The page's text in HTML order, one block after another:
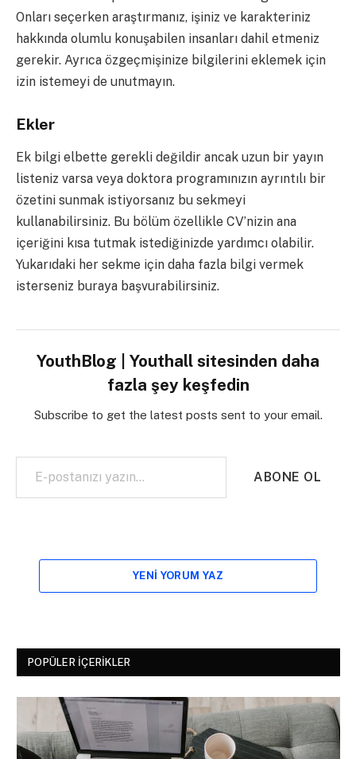
Onları seçerken araştırmanız, işiniz ve karakteriniz
hakkında olumlu konuşabilen insanları dahil etmeniz
gerekir. Ayrıca özgeçmişinize bilgilerini eklemek için
izin istemeyi de unutmayın.
Ekler
Ek bilgi elbette gerekli değildir ancak uzun bir yayın
listeniz varsa veya doktora programınızın ayrıntılı bir
özetini sunmak istiyorsanız bu sekmeyi
kullanabilirsiniz. Bu bölüm özellikle CV’nizin ana
içeriğini kısa tutmak istediğinizde yardımcı olabilir.
Yukarıdaki her sekme için daha fazla bilgi vermek
isterseniz buraya başvurabilirsiniz.
YouthBlog | Youthall sitesinden daha
fazla şey keşfedin
Subscribe to get the latest posts sent to your email.
E-postanızı yazın…
ABONE OL
YENI YORUM YAZ
POPÜLER İÇERIKLER